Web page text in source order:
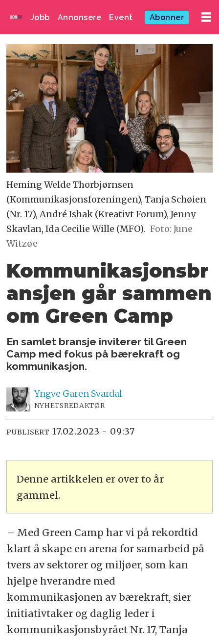
Jobb Annonsere Event Abonner
Heming Welde Thorbjørnsen
(Kommunikasjonsforeningen), Tanja Schøien
(Nr. 17), André Ishak (Kreativt Forum), Jenny
Skavlan, Ida Cecilie Wille (MFO). Foto: June
Witzøe
Kommunikasjonsbr
ansjen går sammen
om Green Camp
En samlet bransje inviterer til Green
Camp med fokus på bærekraft og
kommunikasjon.
Yngve Garen Svardal
NYHETSREDAKTØR
PUBLISERT 17.02.2023 - 09:37
Denne artikkelen er over to år
gammel.
– Med Green Camp har vi på rekordtid
klart å skape en arena for samarbeid på
tvers av sektorer og miljøer, som kan
hjelpe hverandre med
kommunikasjonen av bærekraft, sier
initiativtaker og daglig leder i
kommunikasjonsbyrået Nr. 17, Tanja